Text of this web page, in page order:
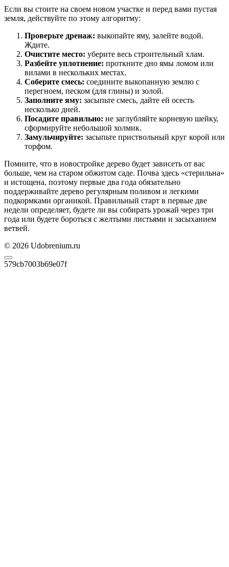
Если вы стоите на своем новом участке и перед вами пустая
земля, действуйте по этому алгоритму:
Проверьте дренаж: выкопайте яму, залейте водой.
Ждите.
Очистите место: уберите весь строительный хлам.
Разбейте уплотнение: проткните дно ямы ломом или
вилами в нескольких местах.
Соберите смесь: соедините выкопанную землю с
перегноем, песком (для глины) и золой.
Заполните яму: засыпьте смесь, дайте ей осесть
несколько дней.
Посадите правильно: не заглубляйте корневую шейку,
сформируйте небольшой холмик.
Замульчируйте: засыпьте приствольный круг корой или
торфом.
Помните, что в новостройке дерево будет зависеть от вас
больше, чем на старом обжитом саде. Почва здесь «стерильна»
и истощена, поэтому первые два года обязательно
поддерживайте дерево регулярным поливом и легкими
подкормками органикой. Правильный старт в первые две
недели определяет, будете ли вы собирать урожай через три
года или будете бороться с желтыми листьями и засыханием
ветвей.
© 2026 Udobrenium.ru
579cb7003b69e07f